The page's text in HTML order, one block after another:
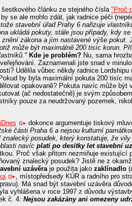
šestkového článku ze stejného čísla "Proč
by se ale mohlo zdát, jak radnice péči
stavební úřad Prahy 6 nařizuje
ukládá pokuty, stále jsou případy, kdy se
zákona a jím nastavené výše pokut.
může být maximálně 200 tisíc korun.
Kde je problém?Nu, sama
Zaznamenali jste snad v
Udělila vůbec někdy radnice Lordshipu
by byla maximální pokuta 200 tisíc
opakovaně? Pokuta navíc může být
(ač nedostatečně) je svým
pouze za neudržovaný pozemek,
dokonce argumentuje tiskový
části Praha 6 a nejsou kulturní
znalecký posudek, který konstatuje, že
navíc platí po desítky let stavební
Proč však přitom nezmiňuje existující
znalecký posudek? Jistě ne z
uzávěraje použita jako zaklínadlo
, místopředsedy KÚR a radního pro
Má snad být stavební uzávěra
vyhlášena v roce 1997 z důvodu
č. 4: Nejsou zakázány ani omezeny